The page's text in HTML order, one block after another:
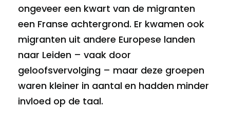
ongeveer een kwart van de migranten
een Franse achtergrond. Er kwamen ook
migranten uit andere Europese landen
naar Leiden – vaak door
geloofsvervolging – maar deze groepen
waren kleiner in aantal en hadden minder
invloed op de taal.